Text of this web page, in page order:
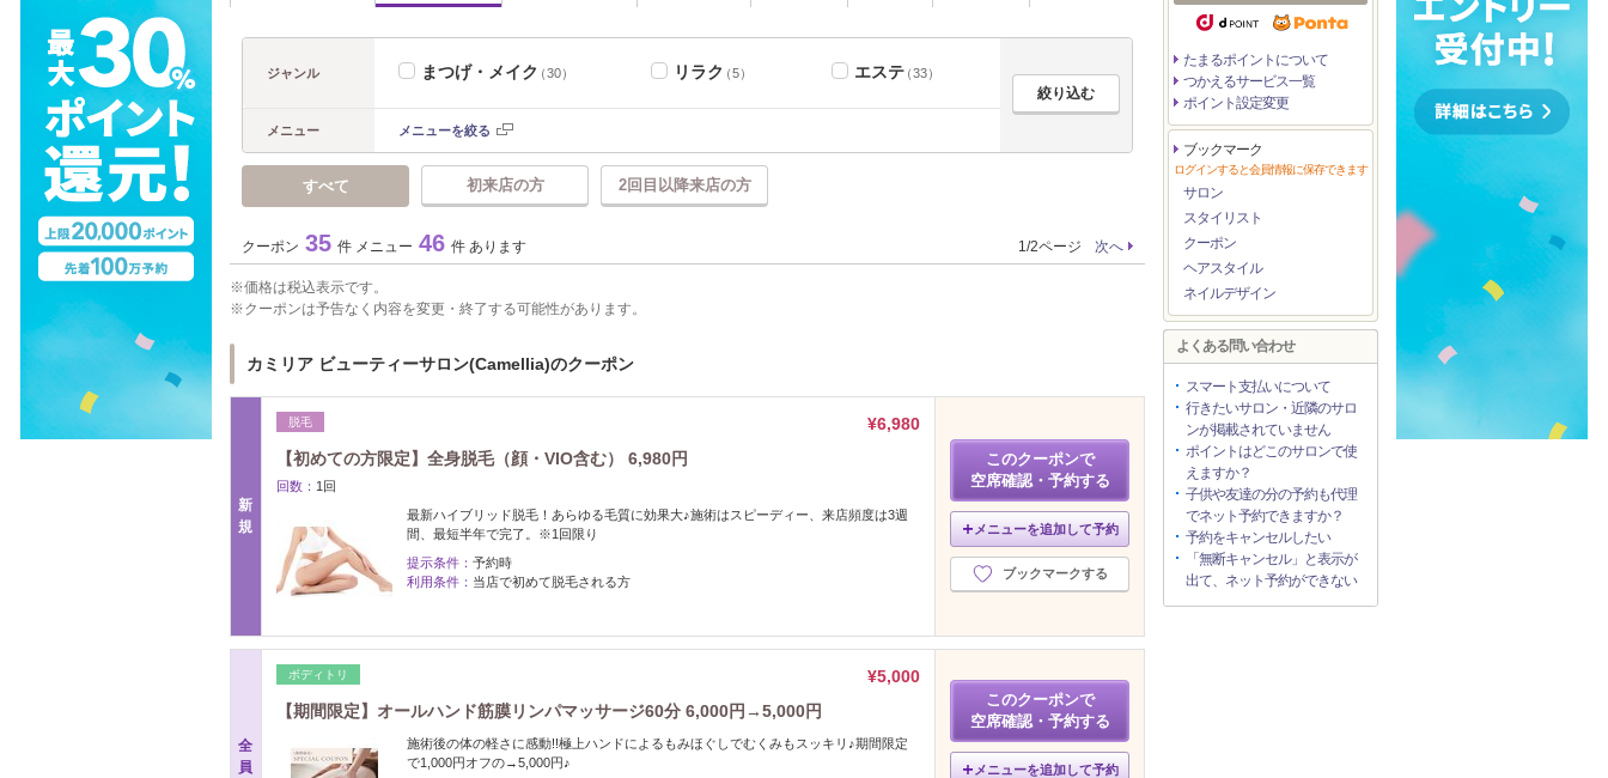
ジャンル まつげ・メイク（30） リラク（5） エステ（33）
メニュー メニューを絞る
すべて 初来店の方 2回目以降来店の方
クーポン 35 件 メニュー 46 件 あります 1/2ページ 次へ
価格は税込表示です。
クーポンは予告なく内容を変更・終了する可能性があります。
カミリア ビューティーサロン(Camellia)のクーポン
新
規
脱毛
¥6,980
【初めての方限定】全身脱毛（顔・VIO含む） 6,980円
回数： 1回
最新ハイブリッド脱毛！あらゆる毛質に効果大♪施術はスピーディー、来店頻度は3週
間、最短半年で完了。※1回限り
提示条件： 予約時
利用条件： 当店で初めて脱毛される方
このクーポンで
空席確認・予約する
メニューを追加して予約
ブックマークする
全
員
ボディトリ
¥5,000
【期間限定】オールハンド筋膜リンパマッサージ60分 6,000円→5,000円
施術後の体の軽さに感動!!極上ハンドによるもみほぐしでむくみもスッキリ♪期間限定
で1,000円オフの→5,000円♪
このクーポンで
空席確認・予約する
メニューを追加して予約
たまるポイントについて
つかえるサービス一覧
ポイント設定変更
ブックマーク
ログインすると会員情報に保存できます
サロン
スタイリスト
クーポン
ヘアスタイル
ネイルデザイン
よくある問い合わせ
スマート支払いについて
行きたいサロン・近隣のサロ
ンが掲載されていません
ポイントはどこのサロンで使
えますか？
子供や友達の分の予約も代理
でネット予約できますか？
予約をキャンセルしたい
「無断キャンセル」と表示が
出て、ネット予約ができない